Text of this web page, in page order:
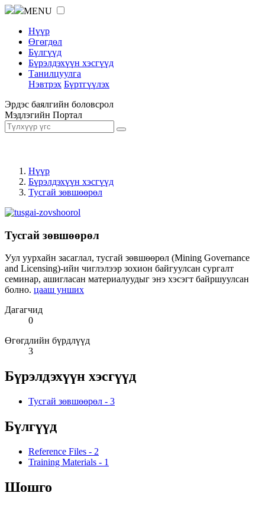
MENU
Нүүр
Өгөгдөл
Бүлгүүд
Бүрэлдэхүүн хэсгүүд
Танилцуулга
Нэвтрэх Бүртгүүлэх
Эрдэс баялгийн боловсрол
Мэдлэгийн Портал
Нүүр
Бүрэлдэхүүн хэсгүүд
Тусгай зөвшөөрөл
Тусгай зөвшөөрөл
Уул уурхайн засаглал, тусгай зөвшөөрөл (Mining Governance
and Licensing)-ийн чиглэлээр зохион байгуулсан сургалт
семинар, ашигласан материалуудыг энэ хэсэгт байршуулсан
болно. цааш унших
Дагагчид
0
Өгөгдлийн бүрдлүүд
3
Бүрэлдэхүүн хэсгүүд
Тусгай зөвшөөрөл - 3
Бүлгүүд
Reference Files - 2
Training Materials - 1
Шошго